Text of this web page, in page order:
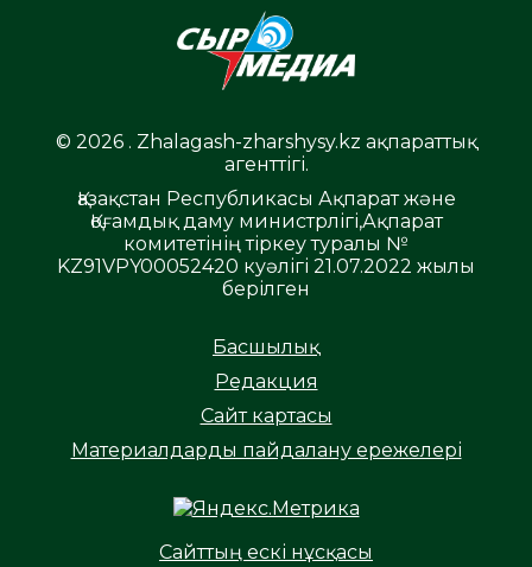
© 2026 . Zhalagash-zharshysy.kz ақпараттық
агенттігі.
Қазақстан Республикасы Ақпарат және
Қоғамдық даму министрлігі,Ақпарат
комитетінің тіркеу туралы №
KZ91VPY00052420 куәлігі 21.07.2022 жылы
берілген
Басшылық
Редакция
Сайт картасы
Материалдарды пайдалану ережелері
Сайттың ескі нұсқасы